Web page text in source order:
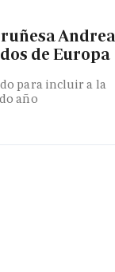
Andrea
de Europa
para incluir a la
año